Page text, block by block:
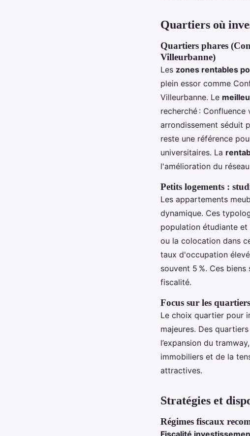
Quartiers où
Quartiers phares
Villeurbanne)
Les zones rentables
plein essor comme
Villeurbanne. Le
recherché :
arrondissement séduit
reste une référence
universitaires. La
l'amélioration du
Petits logements :
Les appartements
dynamique. Ces
population étudiante et
ou la colocation dans
taux d'occupation
souvent 5 %. Ces
fiscalité.
Focus sur les
Le choix quartier pour
majeures. Des
l’expansion du
immobiliers et de la
attractives.
Stratégies et
Régimes fiscaux
Fiscalité